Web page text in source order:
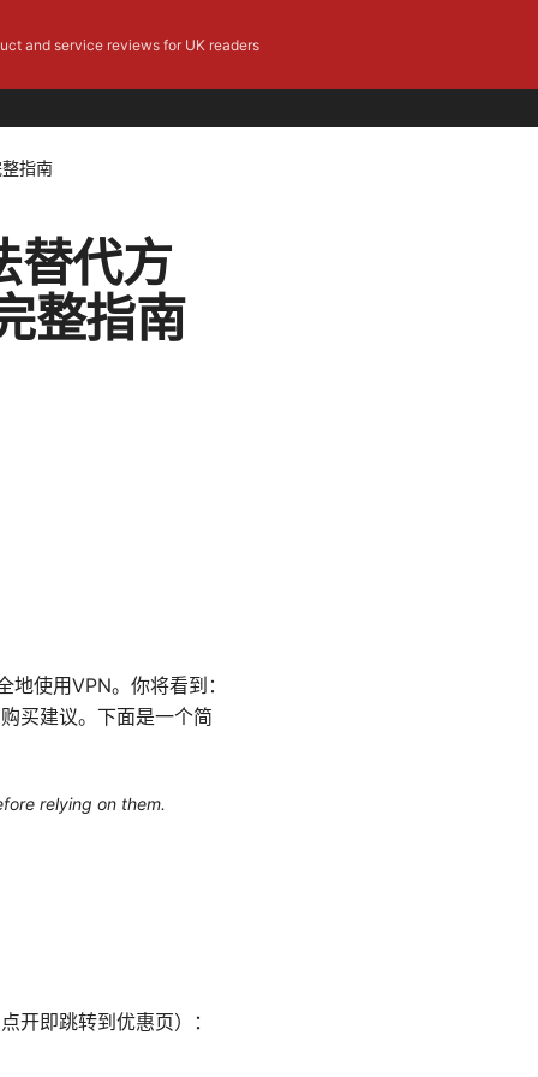
and service reviews for UK readers
指南
替代方
整指南
使用VPN。你将看到：
买建议。下面是一个简
relying on them.
开即跳转到优惠页）：